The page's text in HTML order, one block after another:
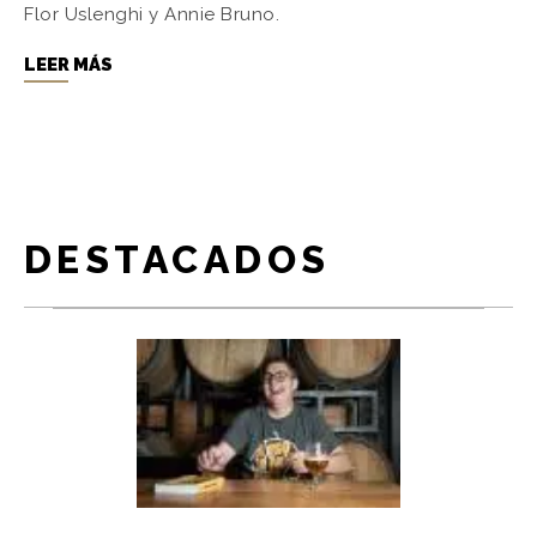
Flor Uslenghi y Annie Bruno.
LEER MÁS
DESTACADOS